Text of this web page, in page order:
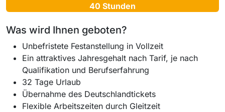
40 Stunden
Was wird Ihnen geboten?
Unbefristete Festanstellung in Vollzeit
Ein attraktives Jahresgehalt nach Tarif, je nach
Qualifikation und Berufserfahrung
32 Tage Urlaub
Übernahme des Deutschlandtickets
Flexible Arbeitszeiten durch Gleitzeit